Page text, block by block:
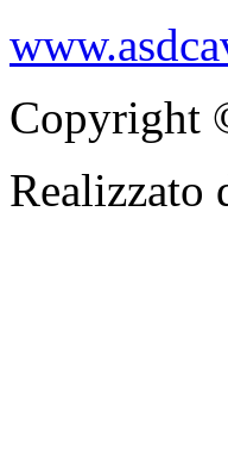
Copyright
Realizzato